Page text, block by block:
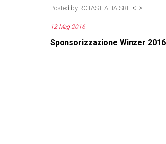
<
Posted by ROTAS ITALIA SRL >
12 Mag 2016
Sponsorizzazione Winzer 2016